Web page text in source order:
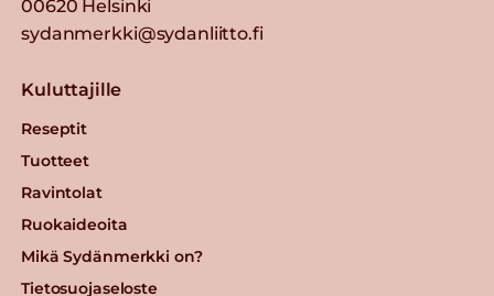
00620 Helsinki
sydanmerkki@sydanliitto.fi
Kuluttajille
Reseptit
Tuotteet
Ravintolat
Ruokaideoita
Mikä Sydänmerkki on?
Tietosuojaseloste